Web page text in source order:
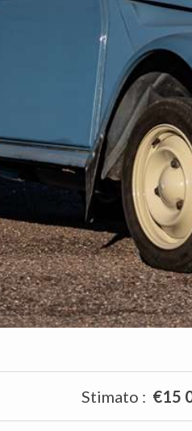
Stimato : €15